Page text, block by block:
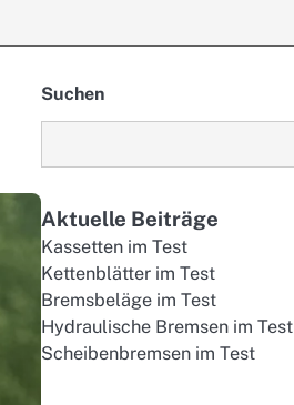
Suchen
Aktuelle Beiträge
Kassetten im Test
Kettenblätter im Test
Bremsbeläge im Test
Hydraulische Bremsen im Test
Scheibenbremsen im Test